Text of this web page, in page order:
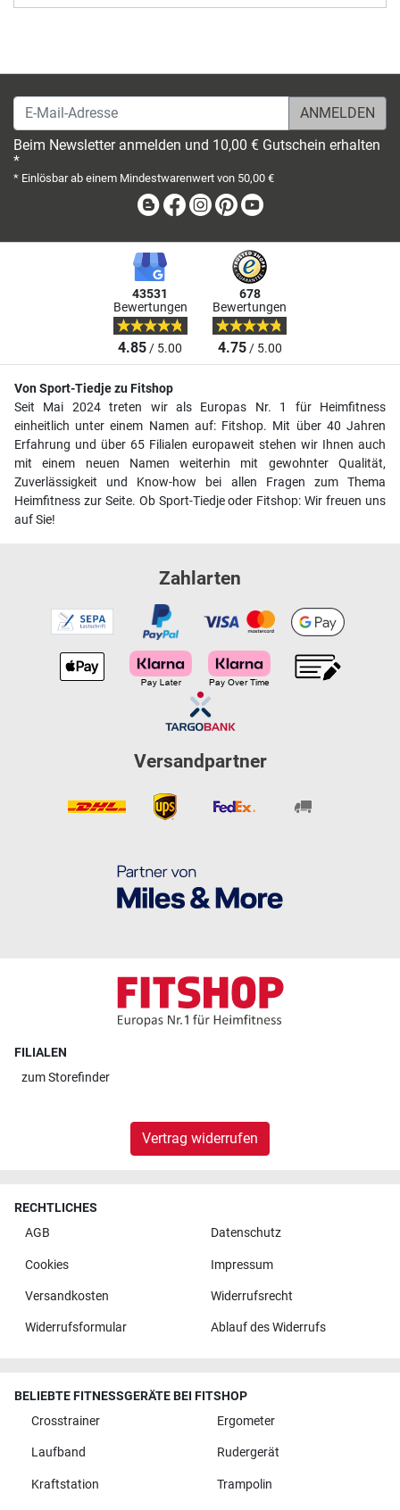
E-Mail-Adresse
Beim Newsletter anmelden und 10,00 € Gutschein erhalten
*
* Einlösbar ab einem Mindestwarenwert von 50,00 €
BlogFacebook
Instagram
Pinterest
43531
Bewertungen
4.85/ 5.00
678
Bewertungen
4.75/ 5.00
Von Sport-Tiedje zu Fitshop
Seit Mai 2024 treten wir als Europas Nr. 1 für Heimfitness
einheitlich unter einem Namen auf: Fitshop. Mit über 40 Jahren
Erfahrung und über 65 Filialen europaweit stehen wir Ihnen auch
mit einem neuen Namen weiterhin mit gewohnter Qualität,
Zuverlässigkeit und Know-how bei allen Fragen zum Thema
Heimfitness zur Seite. Ob Sport-Tiedje oder Fitshop: Wir freuen uns
auf Sie!
Zahlarten
Versandpartner
FILIALEN
zumStorefinder
Vertrag widerrufen
RECHTLICHES
AGB
Datenschutz
Cookies Impressum
Versandkosten Widerrufsrecht
Widerrufsformular Ablauf des Widerrufs
BELIEBTE FITNESSGERÄTE BEI FITSHOP
Crosstrainer
Ergometer
Laufband Rudergerät
Kraftstation Trampolin